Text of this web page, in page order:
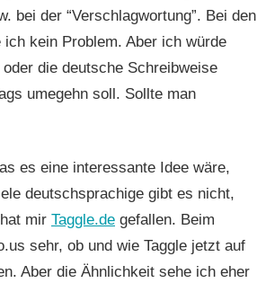
bei der “Verschlagwortung”. Bei den
ich kein Problem. Aber ich würde
die deutsche Schreibweise
umegehn soll. Sollte man
es eine interessante Idee wäre,
deutschsprachige gibt es nicht,
mir Taggle.de gefallen. Beim
sehr, ob und wie Taggle jetzt auf
Aber die Ähnlichkeit sehe ich eher